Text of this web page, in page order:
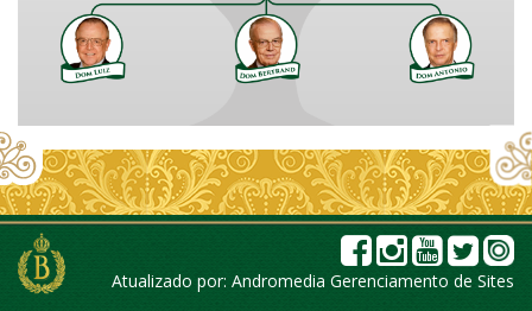
Atualizado por: Andromedia Gerenciamento de Sites